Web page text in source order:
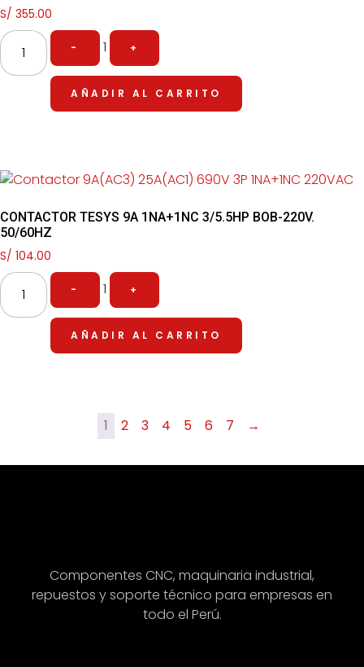
S/ 355.00
- 1 +
AÑADIR AL CARRITO
CONTACTOR TESYS 9A 1NA+1NC 3/5.5HP BOB-220V.
50/60HZ
S/ 104.00
- 1 +
AÑADIR AL CARRITO
1 2 3 4 5 6 7 →
Componentes CNC, maquinaria industrial,
repuestos y soporte técnico para empresas en
todo el Perú.